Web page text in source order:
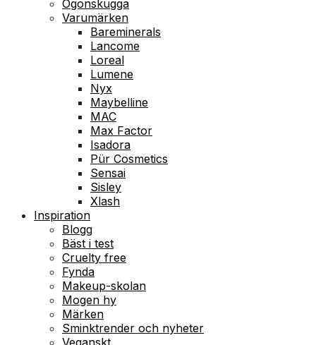
Ögonskugga
Varumärken
Bareminerals
Lancome
Loreal
Lumene
Nyx
Maybelline
MAC
Max Factor
Isadora
Pür Cosmetics
Sensai
Sisley
Xlash
Inspiration
Blogg
Bäst i test
Cruelty free
Fynda
Makeup-skolan
Mogen hy
Märken
Sminktrender och nyheter
Veganskt